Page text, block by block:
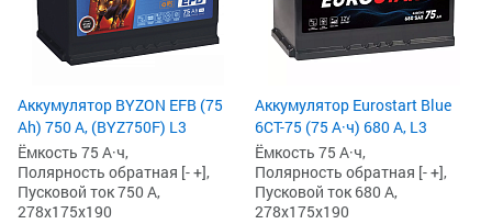
Аккумулятор BYZON EFB (75
Ah) 750 А, (BYZ750F) L3
Ёмкость 75 А·ч,
Полярность обратная [- +],
Пусковой ток 750 А,
278x175x190
Аккумулятор Eurostart Blue
6CT-75 (75 А·ч) 680 А, L3
Ёмкость 75 А·ч,
Полярность обратная [- +],
Пусковой ток 680 А,
278x175x190